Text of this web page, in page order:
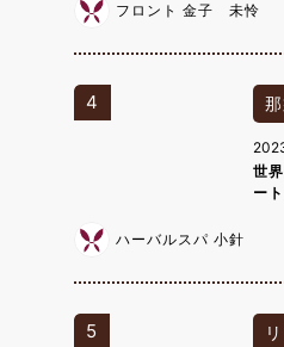
フロント 金子 未怜
4
世
ー
ハーバルスパ 小針
5